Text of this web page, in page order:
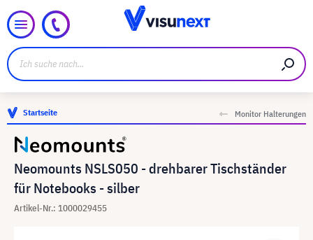
Startseite Monitor Halterungen
Neomounts NSLS050 - drehbarer Tischständer
für Notebooks - silber
Artikel-Nr.: 1000029455